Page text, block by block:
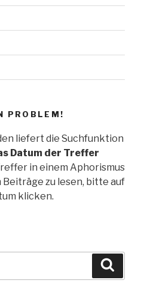
PROBLEM!
liefert die Suchfunktion
Datum der Treffer
in einem Aphorismus
Beiträge zu lesen, bitte auf
klicken.